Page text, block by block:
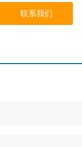
联系我们